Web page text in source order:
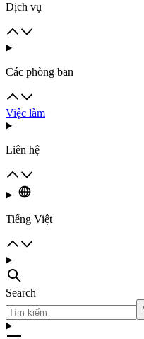
Dịch vụ
Các phòng ban
Việc làm
Liên hệ
Tiếng Việt
Search